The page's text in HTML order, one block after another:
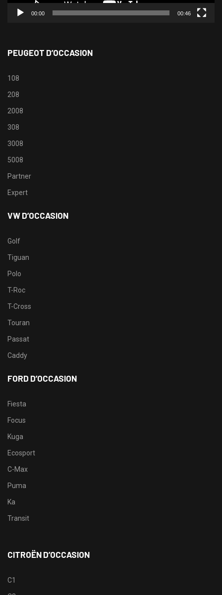
00:00 00:46
PEUGEOT D’OCCASION
108
208
2008
308
3008
5008
Partner
Expert
VW D’OCCASION
Golf
Tiguan
Polo
T-Roc
T-Cross
Touran
Passat
Caddy
FORD D’OCCASION
Fiesta
Focus
Kuga
Ecosport
C-Max
Puma
Ka
Transit
CITROËN D’OCCASION
C1